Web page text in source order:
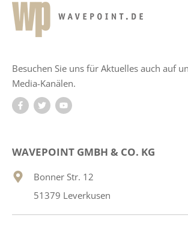
Besuchen Sie uns für Aktuelles auch auf
Media-Kanälen.
WAVEPOINT GMBH & CO. KG
Bonner Str. 12
51379 Leverkusen